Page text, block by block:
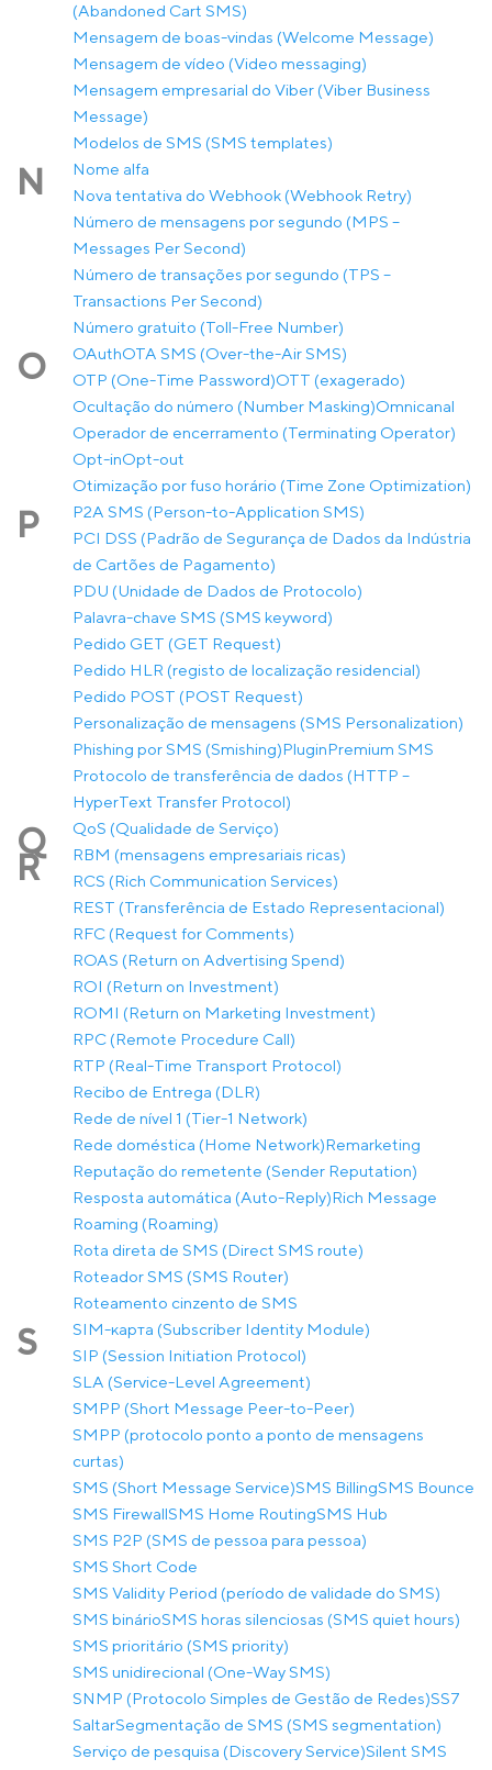
(Abandoned Cart SMS)
Mensagem de boas-vindas (Welcome Message)
Mensagem de vídeo (Video messaging)
Mensagem empresarial do Viber (Viber Business
Message)
Modelos de SMS (SMS templates)
N
Nome alfa
Nova tentativa do Webhook (Webhook Retry)
Número de mensagens por segundo (MPS –
Messages Per Second)
Número de transações por segundo (TPS –
Transactions Per Second)
Número gratuito (Toll-Free Number)
O OAuthOTA SMS (Over-the-Air SMS)
OTP (One-Time Password)OTT (exagerado)
Ocultação do número (Number Masking)Omnicanal
Operador de encerramento (Terminating Operator)
Opt-inOpt-out
Otimização por fuso horário (Time Zone Optimization)
P
P2A SMS (Person-to-Application SMS)
PCI DSS (Padrão de Segurança de Dados da Indústria
de Cartões de Pagamento)
PDU (Unidade de Dados de Protocolo)
Palavra-chave SMS (SMS keyword)
Pedido GET (GET Request)
Pedido HLR (registo de localização residencial)
Pedido POST (POST Request)
Personalização de mensagens (SMS Personalization)
Phishing por SMS (Smishing)PluginPremium SMS
Protocolo de transferência de dados (HTTP –
HyperText Transfer Protocol)
Q QoS (Qualidade de Serviço)
R
RBM (mensagens empresariais ricas)
RCS (Rich Communication Services)
REST (Transferência de Estado Representacional)
RFC (Request for Comments)
ROAS (Return on Advertising Spend)
ROI (Return on Investment)
ROMI (Return on Marketing Investment)
RPC (Remote Procedure Call)
RTP (Real-Time Transport Protocol)
Recibo de Entrega (DLR)
Rede de nível 1 (Tier-1 Network)
Rede doméstica (Home Network)Remarketing
Reputação do remetente (Sender Reputation)
Resposta automática (Auto-Reply)Rich Message
Roaming (Roaming)
Rota direta de SMS (Direct SMS route)
Roteador SMS (SMS Router)
Roteamento cinzento de SMS
S
SIM-карта (Subscriber Identity Module)
SIP (Session Initiation Protocol)
SLA (Service-Level Agreement)
SMPP (Short Message Peer-to-Peer)
SMPP (protocolo ponto a ponto de mensagens
curtas)
SMS (Short Message Service)SMS BillingSMS Bounce
SMS FirewallSMS Home RoutingSMS Hub
SMS P2P (SMS de pessoa para pessoa)
SMS Short Code
SMS Validity Period (período de validade do SMS)
SMS binárioSMS horas silenciosas (SMS quiet hours)
SMS prioritário (SMS priority)
SMS unidirecional (One-Way SMS)
SNMP (Protocolo Simples de Gestão de Redes)SS7
SaltarSegmentação de SMS (SMS segmentation)
Serviço de pesquisa (Discovery Service)Silent SMS